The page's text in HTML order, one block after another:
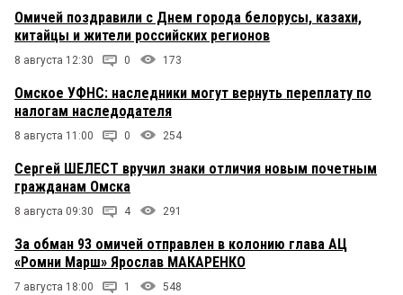
Омичей поздравили с Днем города белорусы, казахи,
китайцы и жители российских регионов
8 августа 12:30 0 173
Омское УФНС: наследники могут вернуть переплату по
налогам наследодателя
8 августа 11:00 0 254
Сергей ШЕЛЕСТ вручил знаки отличия новым почетным
гражданам Омска
8 августа 09:30 4 291
За обман 93 омичей отправлен в колонию глава АЦ
«Ромни Марш» Ярослав МАКАРЕНКО
7 августа 18:00 1 548